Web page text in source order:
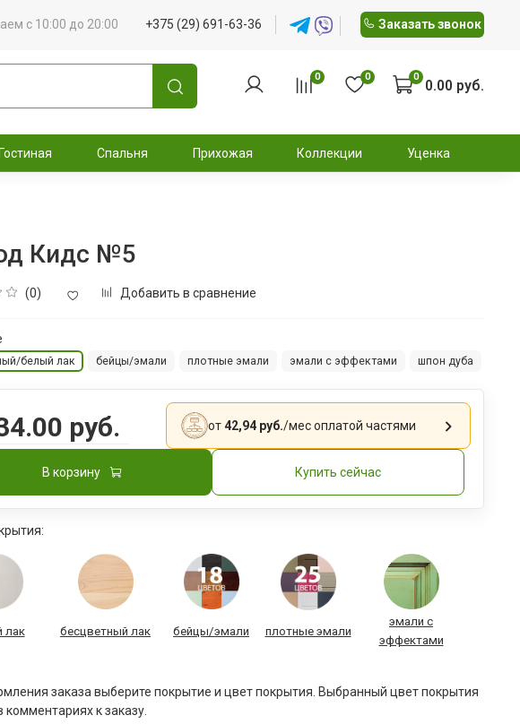
с 10:00 до 20:00 +375 (29) 691-63-36 Заказать звонок
0 0 0 0.00 руб.
Гостиная Спальня Прихожая Коллекции Уценка
Кидс №5
(0) Добавить в сравнение
белый лак бейцы/эмали плотные эмали эмали с эффектами шпон дуба
руб. от42,94 руб./месоплатой частями
В корзину Купить сейчас
лак бесцветный лак бейцы/эмали плотные эмали
эмали с
эффектами
заказа выберите покрытие и цвет покрытия. Выбранный цвет покрытия
комментариях к заказу.